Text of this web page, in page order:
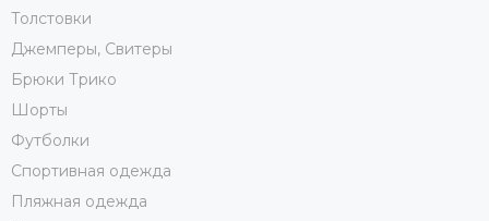
Толстовки
Джемперы, Свитеры
Брюки Трико
Шорты
Футболки
Спортивная одежда
Пляжная одежда